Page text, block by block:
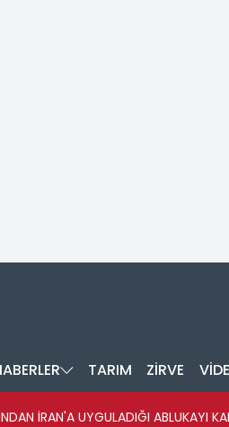
TARIM ZİRVE
İRAN'A UYGULADIĞI ABLUKAYI